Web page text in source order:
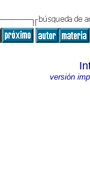
versión